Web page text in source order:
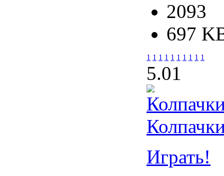
2093
697
1 1 1 1 1 1 1 1 1 1
5.01
Играть!